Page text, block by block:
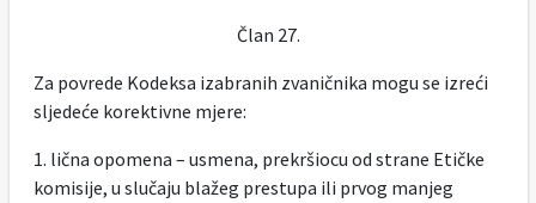
Član 27.
Za povrede Kodeksa izabranih zvaničnika mogu se izreći
sljedeće korektivne mjere:
1. lična opomena – usmena, prekršiocu od strane Etičke
komisije, u slučaju blažeg prestupa ili prvog manjeg